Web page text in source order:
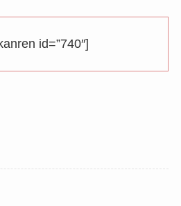
id=”740″]